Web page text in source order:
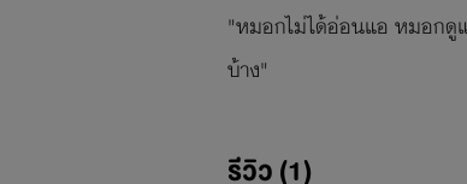
"หมอกไม่ได้อ่อนแอ หมอกดู
บ้าง"
รีวิว (1)